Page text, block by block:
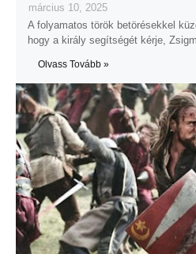
március 10, 2025
A folyamatos török betörésekkel
hogy a király segítségét kérje,
Olvass Tovább »